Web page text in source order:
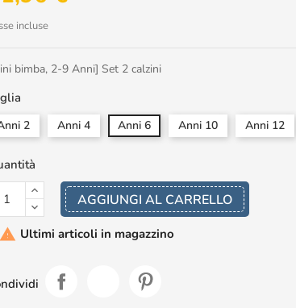
incluse
bimba, 2-9 Anni] Set 2 calzini
2 Anni 4 Anni 6 Anni 10 Anni 12
AGGIUNGI AL CARRELLO
 Ultimi articoli in magazzino